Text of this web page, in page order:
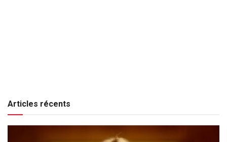
Articles récents